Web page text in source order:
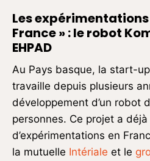
Les
France » : le robot
EHPAD
Au Pays basque, la start-up
travaille depuis plusieurs
développement d’un robot
personnes. Ce projet a déjà
d’expérimentations en
la mutuelle Intériale et le